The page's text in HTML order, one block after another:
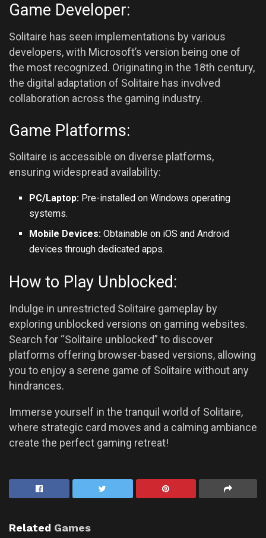
Game Developer:
Solitaire has seen implementations by various
developers, with Microsoft’s version being one of
the most recognized. Originating in the 18th century,
the digital adaptation of Solitaire has involved
collaboration across the gaming industry.
Game Platforms:
Solitaire is accessible on diverse platforms,
ensuring widespread availability:
PC/Laptop: Pre-installed on Windows operating
systems.
Mobile Devices: Obtainable on iOS andAndroid
devices through dedicated apps.
How to Play Unblocked:
Indulge in unrestricted Solitaire gameplay by
exploring unblocked versions on gaming websites.
Search for “Solitaire unblocked” to discover
platforms offering browser-based versions, allowing
you to enjoy a serene game of Solitaire without any
hindrances.
Immerse yourself in the tranquil world of Solitaire,
where strategic card moves and a calming ambiance
create the perfect gaming retreat!
Related Games